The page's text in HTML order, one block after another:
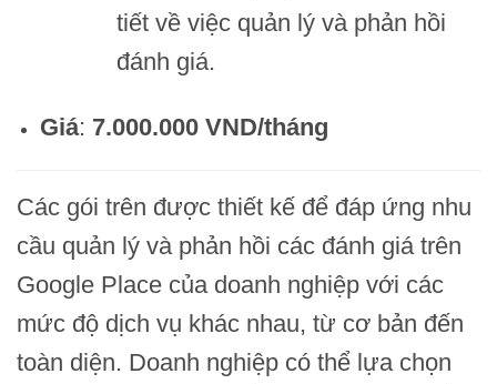
tiết về việc quản lý và phản hồi
đánh giá.
Giá: 7.000.000 VND/tháng
Các gói trên được thiết kế để đáp ứng nhu
cầu quản lý và phản hồi các đánh giá trên
Google Place của doanh nghiệp với các
mức độ dịch vụ khác nhau, từ cơ bản đến
toàn diện. Doanh nghiệp có thể lựa chọn